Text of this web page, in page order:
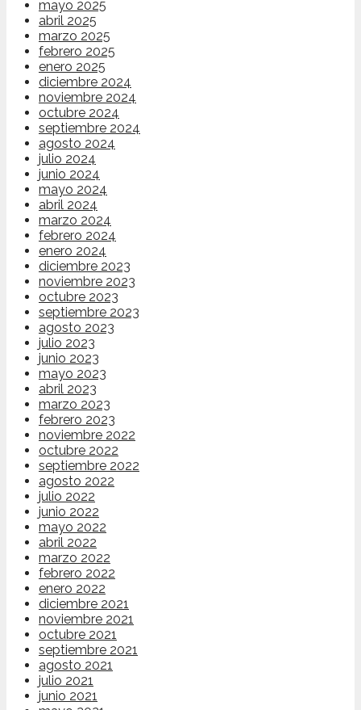
mayo 2025
abril 2025
marzo 2025
febrero 2025
enero 2025
diciembre 2024
noviembre 2024
octubre 2024
septiembre 2024
agosto 2024
julio 2024
junio 2024
mayo 2024
abril 2024
marzo 2024
febrero 2024
enero 2024
diciembre 2023
noviembre 2023
octubre 2023
septiembre 2023
agosto 2023
julio 2023
junio 2023
mayo 2023
abril 2023
marzo 2023
febrero 2023
noviembre 2022
octubre 2022
septiembre 2022
agosto 2022
julio 2022
junio 2022
mayo 2022
abril 2022
marzo 2022
febrero 2022
enero 2022
diciembre 2021
noviembre 2021
octubre 2021
septiembre 2021
agosto 2021
julio 2021
junio 2021